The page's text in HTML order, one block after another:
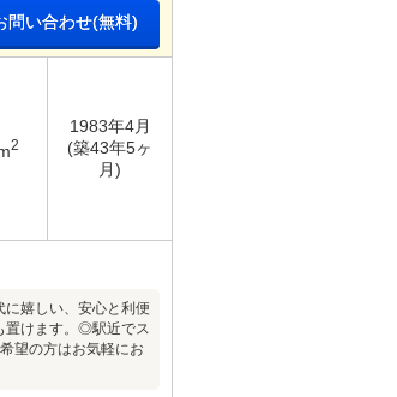
問い合わせ(無料)
2
1983年4月
(築43年5ヶ
月)
嬉しい、安心と利便
置けます。◎駅近でス
望の方はお気軽にお